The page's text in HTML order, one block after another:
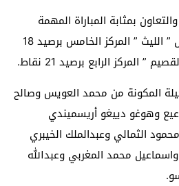
والتعاون بمثابة المباراة المهمة
بالنسبة للفريقين حيث يحتل ” الليث ” المركز الخامس برصيد 18
الرابع برصيد 21 نقاط.
المكونة من محمد العويس وصالح
وهوغو دييغو أريسميندي
الثمالي وعبدالملك الخيبري
محمد المغربي وعبدالله